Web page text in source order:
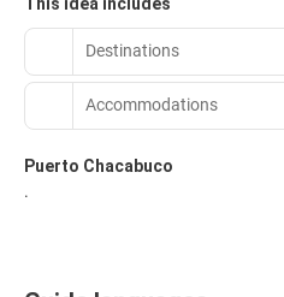
Destinations
Accommodations
Puerto Chacabuco
.